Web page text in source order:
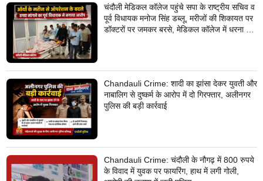
चंदौली मेडिकल कॉलेज पहुंचे सपा के राष्ट्रीय सचिव व
पूर्व विधायक मनोज सिंह डब्लू, मरीजों की शिकायत पर
डॉक्टरों पर जमकर बरसे, मेडिकल कॉलेज में धरना देने
Chandauli Crime: शादी का झांसा देकर युवती और
नाबालिग से दुष्कर्म के आरोप में दो गिरफ्तार, अलीनगर
पुलिस की बड़ी कार्रवाई
Chandauli Crime: चंदौली के नौगढ़ में 800 रुपये
के विवाद में युवक पर फायरिंग, हाथ में लगी गोली,